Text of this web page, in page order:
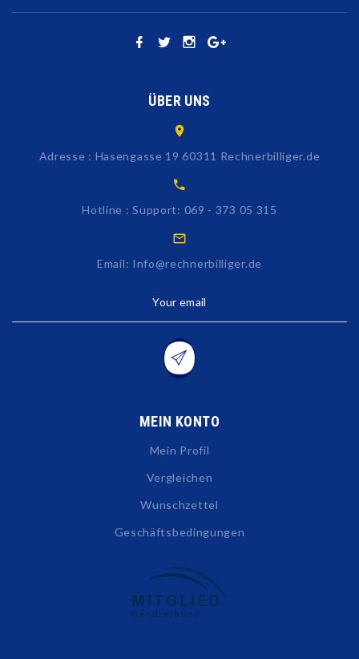
ÜBER UNS
Adresse : Hasengasse 19 60311 Rechnerbilliger.de
Hotline : Support: 069 - 373 05 315
Email: Info@rechnerbilliger.de
Your email
MEIN KONTO
Mein Profil
Vergleichen
Wunschzettel
Geschäftsbedingungen